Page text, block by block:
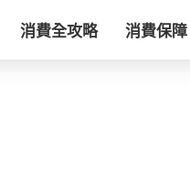
消費全攻略 消費保障